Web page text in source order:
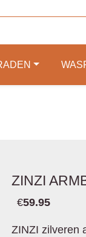
ZINZI
€59.95
ZINZI zilveren